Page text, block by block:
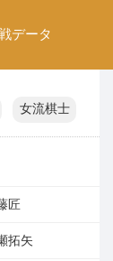
データ
女流棋士
匠
拓矢